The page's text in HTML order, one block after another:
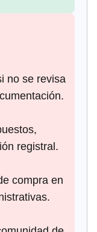
no se revisa
registral.
compra en